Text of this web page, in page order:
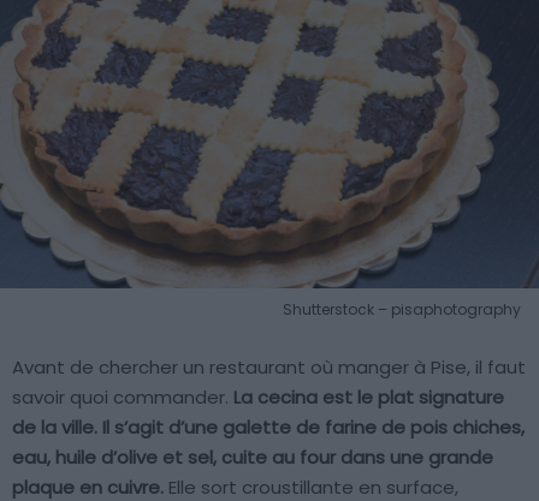
Shutterstock – pisaphotography
Avant de chercher un restaurant où manger à Pise, il faut
savoir quoi commander. La cecina est le plat signature
de la ville. Il s’agit d’une galette de farine de pois chiches,
eau, huile d’olive et sel, cuite au four dans une grande
plaque en cuivre. Elle sort croustillante en surface,